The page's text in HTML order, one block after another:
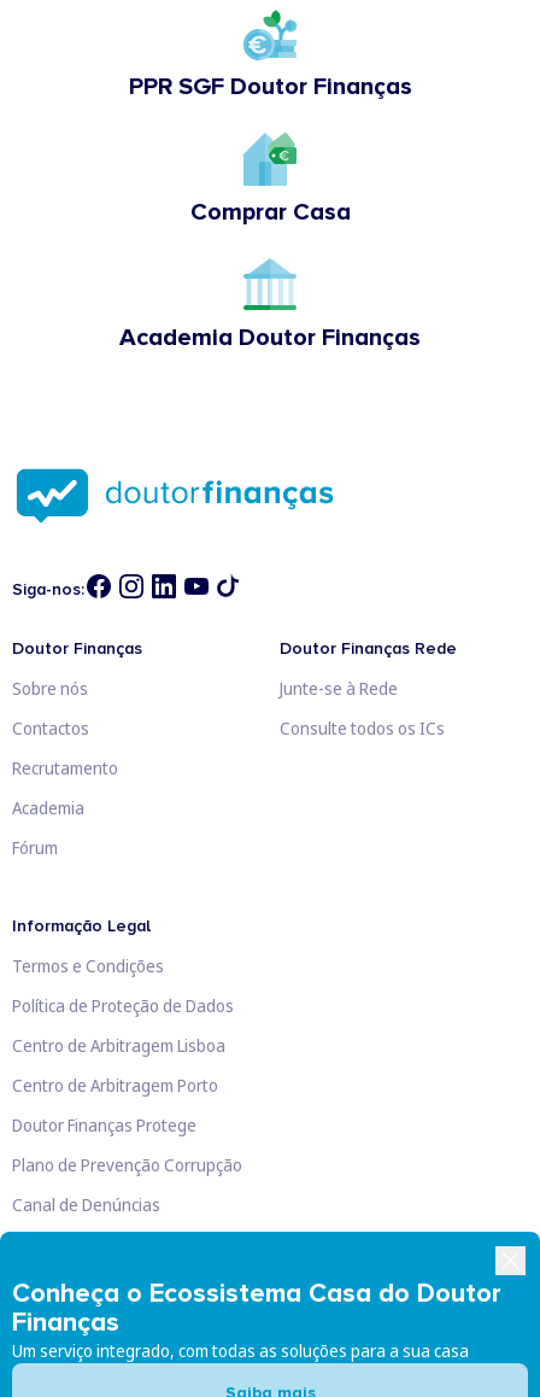
PPR SGF Doutor Finanças
Comprar Casa
Academia Doutor Finanças
Conheça o Ecossistema Casa do Doutor
Finanças
Um serviço integrado, com todas as soluções para a sua casa
Saiba mais
Siga-nos:
Doutor Finanças
Sobre nós
Contactos
Recrutamento
Academia
Fórum
Doutor Finanças Rede
Junte-se à Rede
Consulte todos os ICs
Informação Legal
Termos e Condições
Política de Proteção de Dados
Centro de Arbitragem Lisboa
Centro de Arbitragem Porto
Doutor Finanças Protege
Plano de Prevenção Corrupção
Canal de Denúncias
Doutor Finanças, Lda